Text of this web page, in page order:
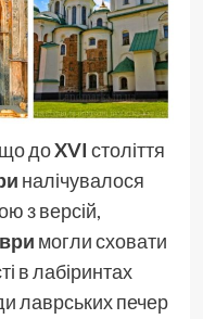
що доXVI століття
налічувалося
з версій,
могли сховати
в лабіринтах
лаврських печер